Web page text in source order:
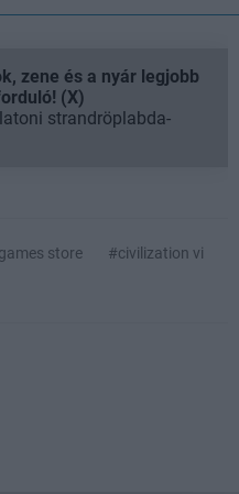
zene és a nyár legjobb
(X)
strandröplabda-
store
#civilization vi